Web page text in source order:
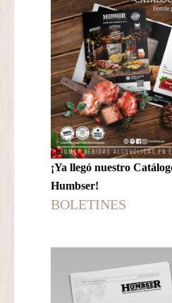
¡Ya llegó nuestro
Humbser!
BOLETINES